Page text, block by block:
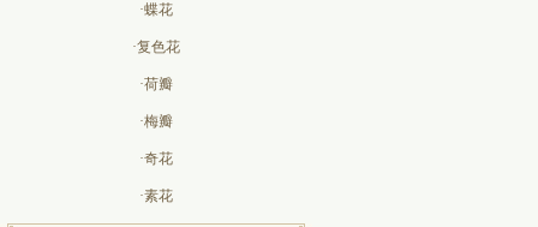
·蝶花
·复色花
·荷瓣
·梅瓣
·奇花
·素花